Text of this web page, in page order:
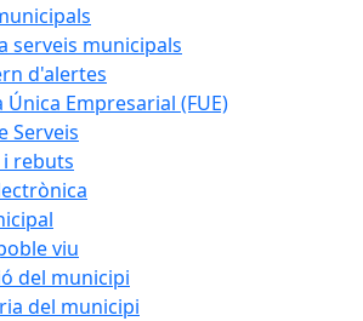
serveis municipals
d'alertes
Única Empresarial (FUE)
Serveis
rebuts
viu
del municipi
del municipi